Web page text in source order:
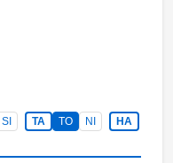
SI TA TO NI
HA